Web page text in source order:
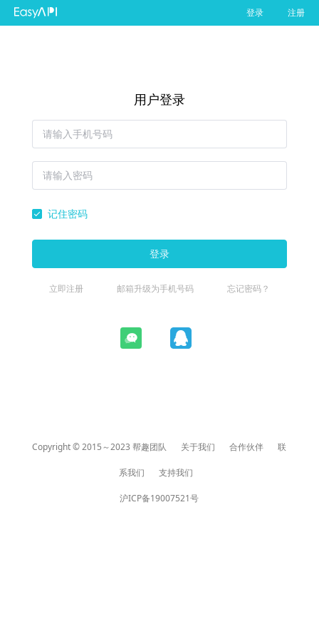
登录 注册
用户登录
记住密码
登录
立即注册 邮箱升级为手机号码 忘记密码？
Copyright © 2015～2023 帮趣团队 关于我们 合作伙伴 联
系我们 支持我们
沪ICP备19007521号